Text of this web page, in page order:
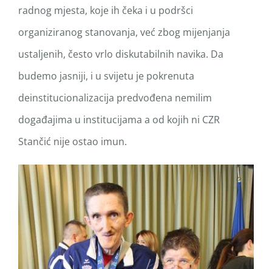
radnog mjesta, koje ih čeka i u podršci
organiziranog stanovanja, već zbog mijenjanja
ustaljenih, često vrlo diskutabilnih navika. Da
budemo jasniji, i u svijetu je pokrenuta
deinstitucionalizacija predvođena nemilim
događajima u institucijama a od kojih ni CZR
Stančić nije ostao imun.